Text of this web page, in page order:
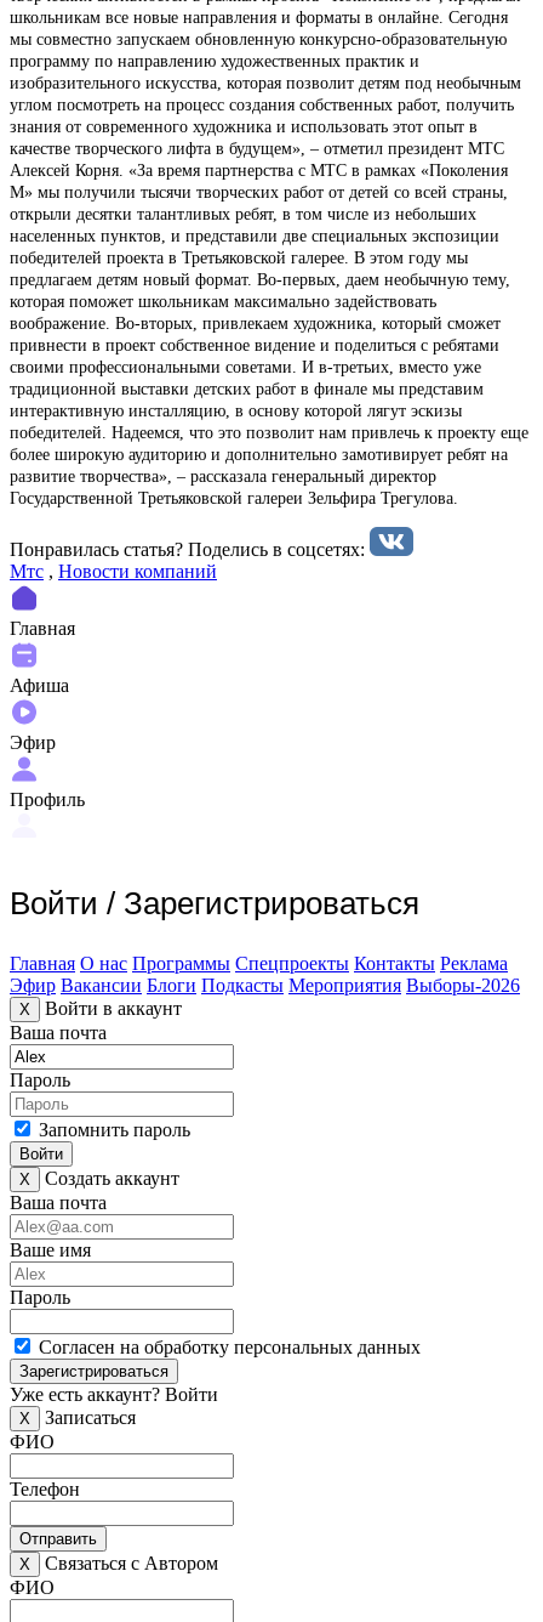
школьникам все новые направления и форматы в онлайне. Сегодня
мы совместно запускаем обновленную конкурсно-образовательную
программу по направлению художественных практик и
изобразительного искусства, которая позволит детям под необычным
углом посмотреть на процесс создания собственных работ, получить
знания от современного художника и использовать этот опыт в
качестве творческого лифта в будущем», – отметил президент МТС
Алексей Корня. «За время партнерства с МТС в рамках «Поколения
М» мы получили тысячи творческих работ от детей со всей страны,
открыли десятки талантливых ребят, в том числе из небольших
населенных пунктов, и представили две специальных экспозиции
победителей проекта в Третьяковской галерее. В этом году мы
предлагаем детям новый формат. Во-первых, даем необычную тему,
которая поможет школьникам максимально задействовать
воображение. Во-вторых, привлекаем художника, который сможет
привнести в проект собственное видение и поделиться с ребятами
своими профессиональными советами. И в-третьих, вместо уже
традиционной выставки детских работ в финале мы представим
интерактивную инсталляцию, в основу которой лягут эскизы
победителей. Надеемся, что это позволит нам привлечь к проекту еще
более широкую аудиторию и дополнительно замотивирует ребят на
развитие творчества», – рассказала генеральный директор
Государственной Третьяковской галереи Зельфира Трегулова.
Понравилась статья? Поделиcь в соцсетях:
Мтс , Новости компаний
Главная
Афиша
Эфир
Профиль
Войти / Зарегистрироваться
Главная О нас Программы Спецпроекты Контакты Реклама
Эфир Вакансии Блоги Подкасты Мероприятия Выборы-2026
X
Войти в аккаунт
Ваша почта
Пароль
Запомнить пароль
Войти
X
Создать аккаунт
Ваша почта
Ваше имя
Пароль
Согласен на обработку персональных данных
Зарегистрироваться
Уже есть аккаунт? Войти
X
Записаться
ФИО
Телефон
Отправить
X
Связаться с Автором
ФИО